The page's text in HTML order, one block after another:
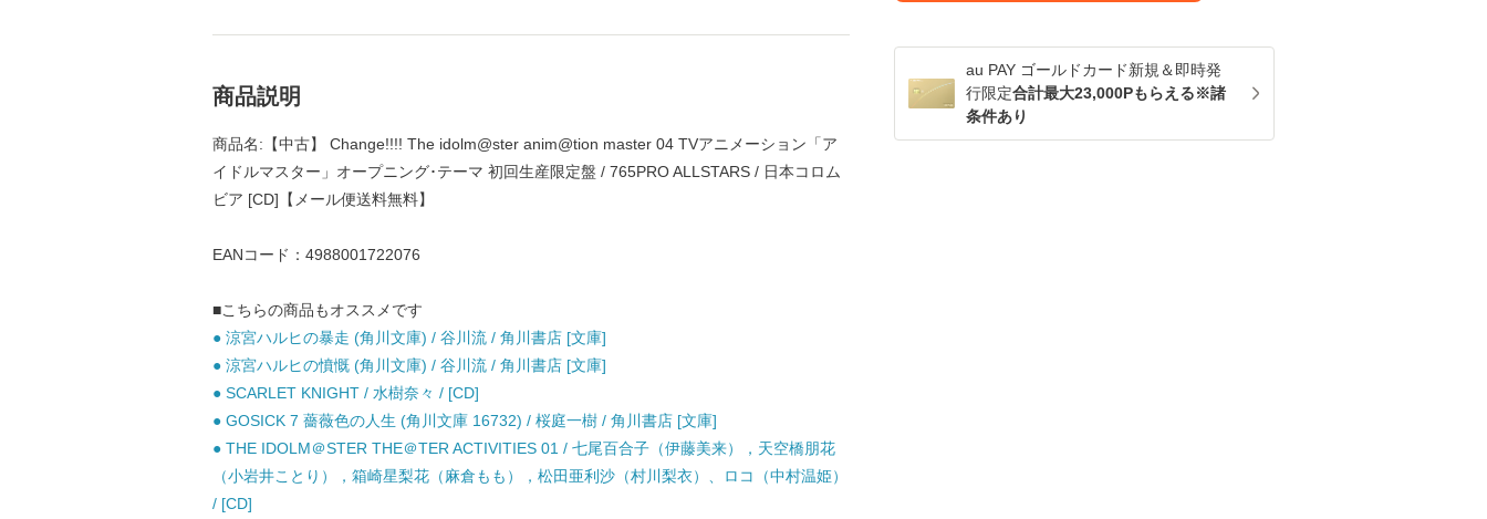
au PAY ゴールドカード新規＆即時発
行限定合計最大23,000Pもらえる※諸
条件あり
商品説明
商品名:【中古】 Change!!!! The idolm@ster anim@tion master 04 TVアニメーション「ア
イドルマスター」オープニング･テーマ 初回生産限定盤 / 765PRO ALLSTARS / 日本コロム
ビア [CD]【メール便送料無料】
EANコード：4988001722076
■こちらの商品もオススメです
● 涼宮ハルヒの暴走 (角川文庫) / 谷川流 / 角川書店 [文庫]
● 涼宮ハルヒの憤慨 (角川文庫) / 谷川流 / 角川書店 [文庫]
● SCARLET KNIGHT / 水樹奈々 / [CD]
● GOSICK 7 薔薇色の人生 (角川文庫 16732) / 桜庭一樹 / 角川書店 [文庫]
● THE IDOLM＠STER THE＠TER ACTIVITIES 01 / 七尾百合子（伊藤美来），天空橋朋花
（小岩井ことり），箱崎星梨花（麻倉もも），松田亜利沙（村川梨衣）、ロコ（中村温姫）
/ [CD]